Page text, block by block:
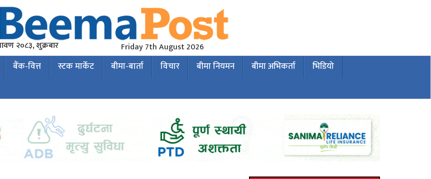
२०८३, शुक्रबार Friday 7th August 2026
बैंक-वित्त स्टक मार्केट बीमा-बार्ता विचार बीमा नियमन बीमा अभिकर्ता
भिडियो